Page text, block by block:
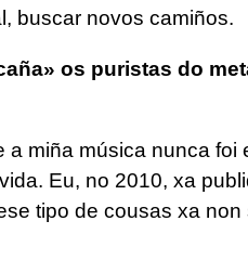
buscar novos camiños.
os puristas do
miña música nunca foi
Eu, no 2010, xa
tipo de cousas xa